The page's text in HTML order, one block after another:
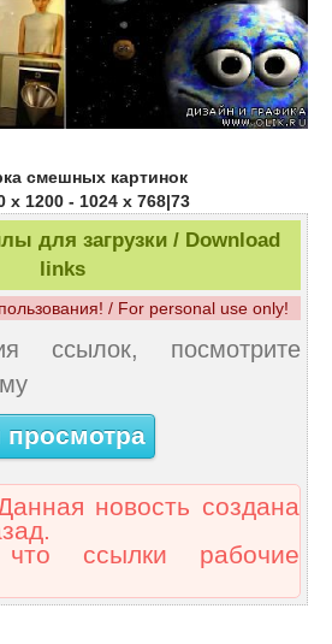
смешных картинок
x 1200 - 1024 x 768|73
для загрузки / Download
links
/ For personal use only!
ссылок, посмотрите
новость создана
что ссылки рабочие